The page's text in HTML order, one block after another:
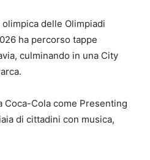
delle Olimpiadi
ha percorso tappe
culminando in una City
Coca-Cola come Presenting
di cittadini con musica,